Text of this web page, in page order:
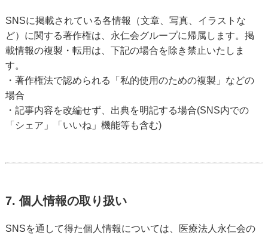
SNSに掲載されている各情報（文章、写真、イラストな
ど）に関する著作権は、永仁会グループに帰属します。掲
載情報の複製・転用は、下記の場合を除き禁止いたしま
す。
・著作権法で認められる「私的使用のための複製」などの
場合
・記事内容を改編せず、出典を明記する場合(SNS内での
「シェア」「いいね」機能等も含む)
7. 個人情報の取り扱い
SNSを通して得た個人情報については、医療法人永仁会の